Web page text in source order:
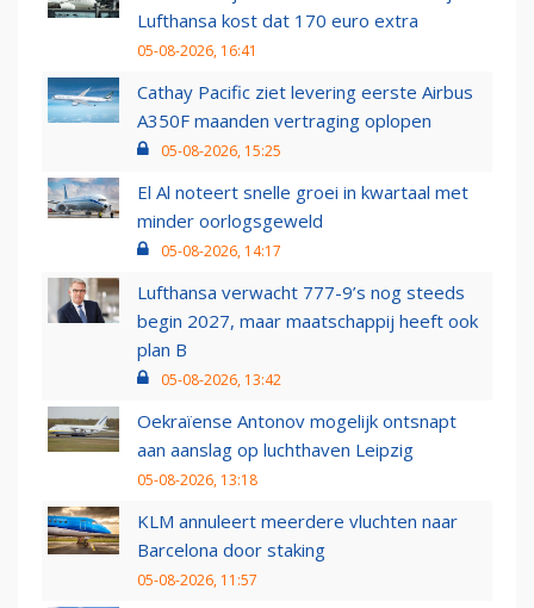
Lufthansa kost dat 170 euro extra
05-08-2026, 16:41
Cathay Pacific ziet levering eerste Airbus
A350F maanden vertraging oplopen
05-08-2026, 15:25
El Al noteert snelle groei in kwartaal met
minder oorlogsgeweld
05-08-2026, 14:17
Lufthansa verwacht 777-9’s nog steeds
begin 2027, maar maatschappij heeft ook
plan B
05-08-2026, 13:42
Oekraïense Antonov mogelijk ontsnapt
aan aanslag op luchthaven Leipzig
05-08-2026, 13:18
KLM annuleert meerdere vluchten naar
Barcelona door staking
05-08-2026, 11:57